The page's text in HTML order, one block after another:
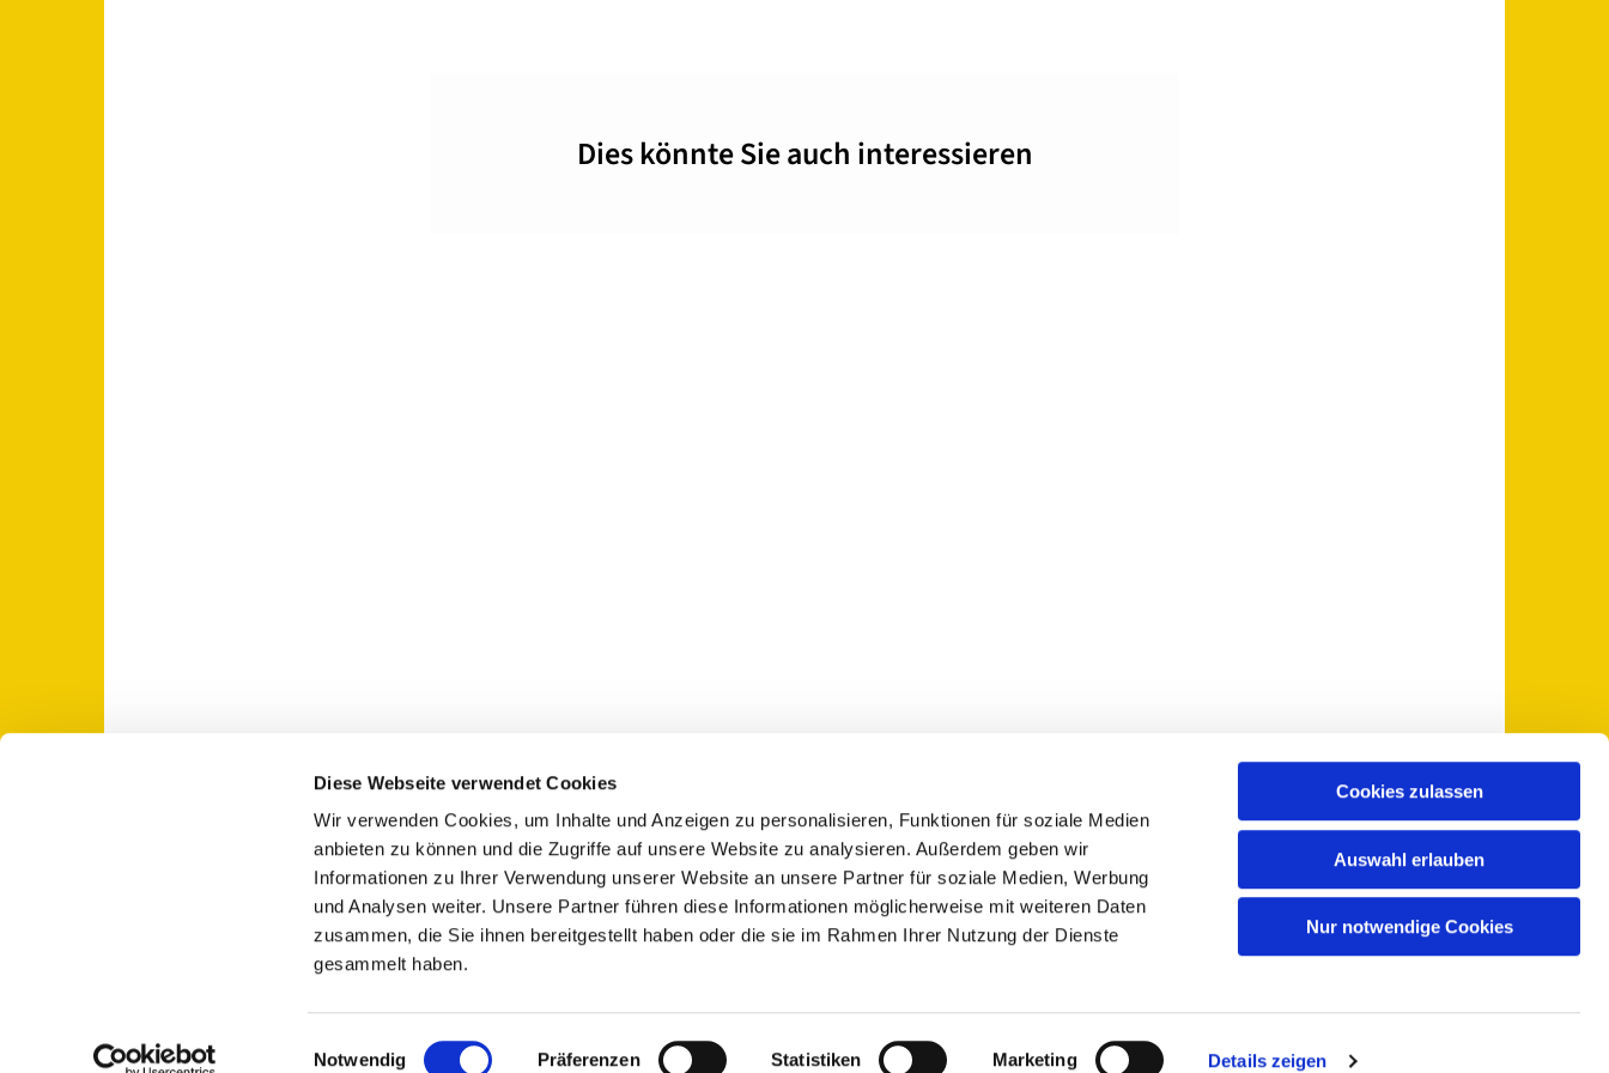
Diese Webseite verwendet Cookies
Wir verwenden Cookies, um Inhalte und Anzeigen zu personalisieren, Funktionen für soziale Medien
anbieten zu können und die Zugriffe auf unsere Website zu analysieren. Außerdem geben wir
Informationen zu Ihrer Verwendung unserer Website an unsere Partner für soziale Medien, Werbung
und Analysen weiter. Unsere Partner führen diese Informationen möglicherweise mit weiteren Daten
zusammen, die Sie ihnen bereitgestellt haben oder die sie im Rahmen Ihrer Nutzung der Dienste
gesammelt haben.
Notwendig Präferenzen Statistiken Marketing Details zeigen
Cookies zulassen
Auswahl erlauben
Nur notwendige Cookies
Dies könnte Sie auch interessieren
St. Otto: Katholische Kirche Usedom-Anklam-Greifswald · Bahnhofstr. 15, 17489 Greifswald+49 3834 5735-0
pfarramt@sankt-otto.de
Kontaktinformationen
Impressum
Hinweisgebersystem